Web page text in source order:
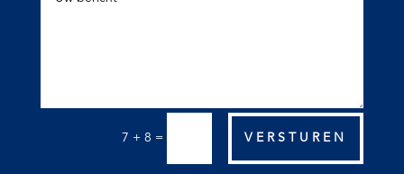
7 + 8 = VERSTUREN